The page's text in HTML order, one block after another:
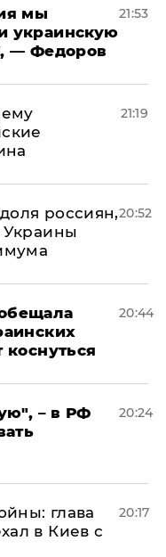
мы
украинскую
— Федоров
21:53
21:19
россиян,
Украины
20:52
20:44
– в РФ
20:24
глава
в Киев с
20:17